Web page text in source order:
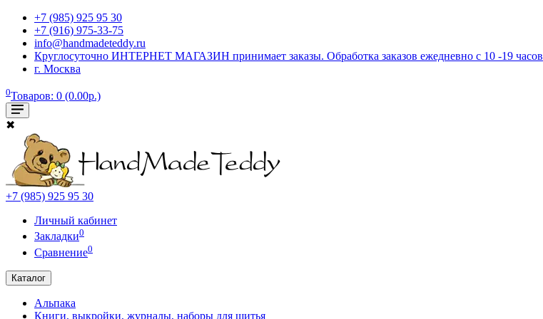
+7 (985) 925 95 30
+7 (916) 975-33-75
info@handmadeteddy.ru
Круглосуточно ИНТЕРНЕТ МАГАЗИН принимает заказы. Обработка заказов ежедневно с 10 -19 часов
г. Москва
0Товаров: 0 (0.00р.)
✖
+7 (985) 925 95 30
Личный кабинет
Закладки0
Сравнение0
Каталог
Альпака
Книги, выкройки, журналы, наборы для шитья